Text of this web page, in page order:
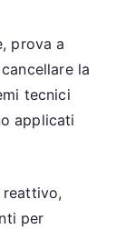
prova a
la
tecnici
applicati
reattivo,
per